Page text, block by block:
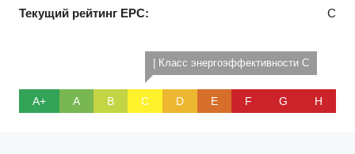
Текущий рейтинг EPC: C
A+ A B
| Класс энергоэффективности C
C D E F G H